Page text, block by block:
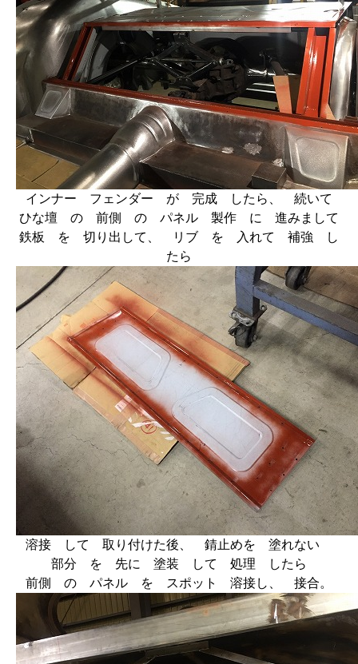
インナー フェンダー が 完成 したら、 続いて
ひな壇 の 前側 の パネル 製作 に 進みまして
鉄板 を 切り出して、 リブ を 入れて 補強 し
たら
溶接 して 取り付けた後、 錆止めを 塗れない
部分 を 先に 塗装 して 処理 したら
前側 の パネル を スポット 溶接し、 接合。